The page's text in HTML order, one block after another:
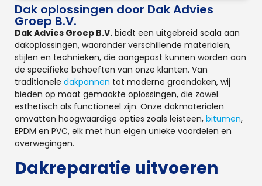
Dak oplossingen door Dak Advies
Groep B.V.
Dak Advies Groep B.V. biedt een uitgebreid scala aan
dakoplossingen, waaronder verschillende materialen,
stijlen en technieken, die aangepast kunnen worden aan
de specifieke behoeften van onze klanten. Van
traditionele dakpannen tot moderne groendaken, wij
bieden op maat gemaakte oplossingen, die zowel
esthetisch als functioneel zijn. Onze dakmaterialen
omvatten hoogwaardige opties zoals leisteen, bitumen,
EPDM en PVC, elk met hun eigen unieke voordelen en
overwegingen.
Dakreparatie uitvoeren